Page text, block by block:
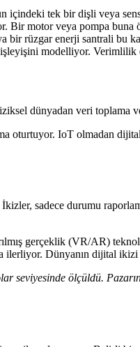
içindeki tek bir dişli veya
Bir motor veya pompa
bir rüzgar enerji santrali bu
modelliyor. Verimlilik
dünyadan veri toplama
oturtuyor. IoT olmadan
sadece durumu
gerçeklik (VR/AR)
ilerliyor. Dünyanın dijital
seviyesinde ölçüldü.